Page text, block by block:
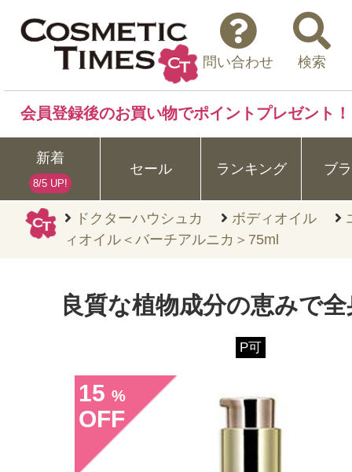
ドクターハウシュカ ボディオイル
ィオイル＜バーチアルニカ＞75ml
問い合わせ 検索
会員登録後のお買い物でポイントプレゼント！
新着
8/5 UP!
セール ランキング ブ
良質な植物成分の恵みで
P可
15 %
OFF